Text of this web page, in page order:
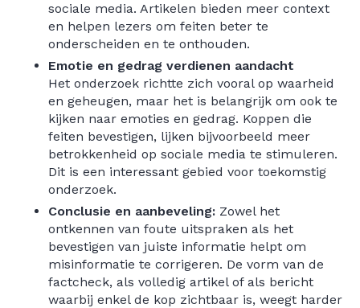
sociale media. Artikelen bieden meer context
en helpen lezers om feiten beter te
onderscheiden en te onthouden.
Emotie en gedrag verdienen aandacht
Het onderzoek richtte zich vooral op waarheid
en geheugen, maar het is belangrijk om ook te
kijken naar emoties en gedrag. Koppen die
feiten bevestigen, lijken bijvoorbeeld meer
betrokkenheid op sociale media te stimuleren.
Dit is een interessant gebied voor toekomstig
onderzoek.
Conclusie en aanbeveling: Zowel het
ontkennen van foute uitspraken als het
bevestigen van juiste informatie helpt om
misinformatie te corrigeren. De vorm van de
factcheck, als volledig artikel of als bericht
waarbij enkel de kop zichtbaar is, weegt harder